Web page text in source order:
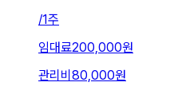
/1주
임대료200,000원
관리비 80,000원